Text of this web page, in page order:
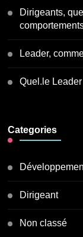
Dirigeants,
Leader,
Quel.le
Categories
Dirigeant
Non classé